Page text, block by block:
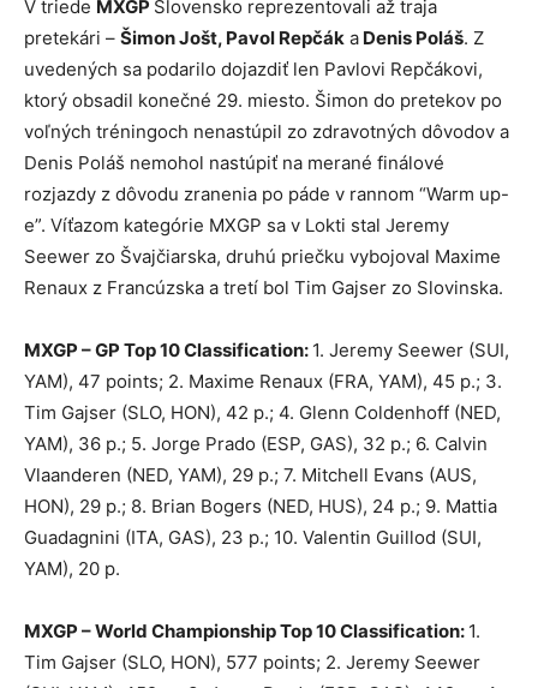
V triede MXGP Slovensko reprezentovali až traja
pretekári – Šimon Jošt, Pavol Repčák a Denis Poláš. Z
uvedených sa podarilo dojazdiť len Pavlovi Repčákovi,
ktorý obsadil konečné 29. miesto. Šimon do pretekov po
voľných tréningoch nenastúpil zo zdravotných dôvodov a
Denis Poláš nemohol nastúpiť na merané finálové
rozjazdy z dôvodu zranenia po páde v rannom “Warm up-
e”. Víťazom kategórie MXGP sa v Lokti stal Jeremy
Seewer zo Švajčiarska, druhú priečku vybojoval Maxime
Renaux z Francúzska a tretí bol Tim Gajser zo Slovinska.
MXGP – GP Top 10 Classification: 1. Jeremy Seewer (SUI,
YAM), 47 points; 2. Maxime Renaux (FRA, YAM), 45 p.; 3.
Tim Gajser (SLO, HON), 42 p.; 4. Glenn Coldenhoff (NED,
YAM), 36 p.; 5. Jorge Prado (ESP, GAS), 32 p.; 6. Calvin
Vlaanderen (NED, YAM), 29 p.; 7. Mitchell Evans (AUS,
HON), 29 p.; 8. Brian Bogers (NED, HUS), 24 p.; 9. Mattia
Guadagnini (ITA, GAS), 23 p.; 10. Valentin Guillod (SUI,
YAM), 20 p.
MXGP – World Championship Top 10 Classification: 1.
Tim Gajser (SLO, HON), 577 points; 2. Jeremy Seewer